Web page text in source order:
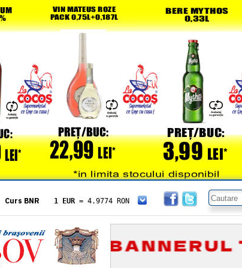
Curs BNR 1 EUR = 4.9774 RON
= 5.8304 RON
1 XAU= 464.4611 RON
1 AED= 1.1933 RON
1 AUD= 2.7957 RON
1 BGN= 2.5449 RON